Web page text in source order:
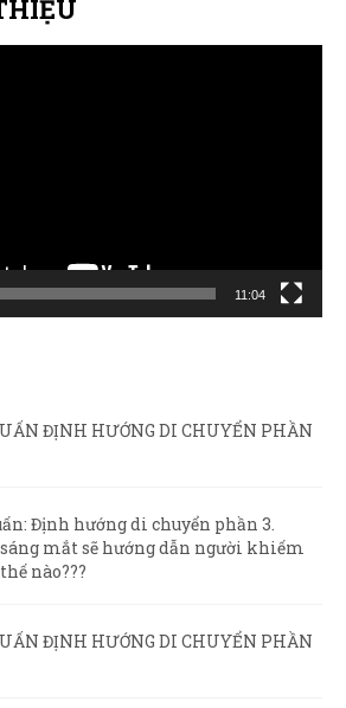
11:04
ĐỊNH HƯỚNG DI CHUYỂN PHẦN
Định hướng di chuyển phần 3.
mắt sẽ hướng dẫn người khiếm
nào???
ĐỊNH HƯỚNG DI CHUYỂN PHẦN